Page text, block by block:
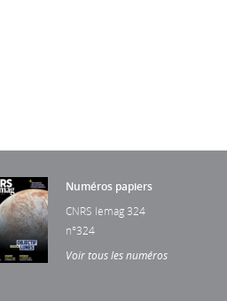
Numéros papiers
CNRS lemag 324
n°324
Voir tous les numéros